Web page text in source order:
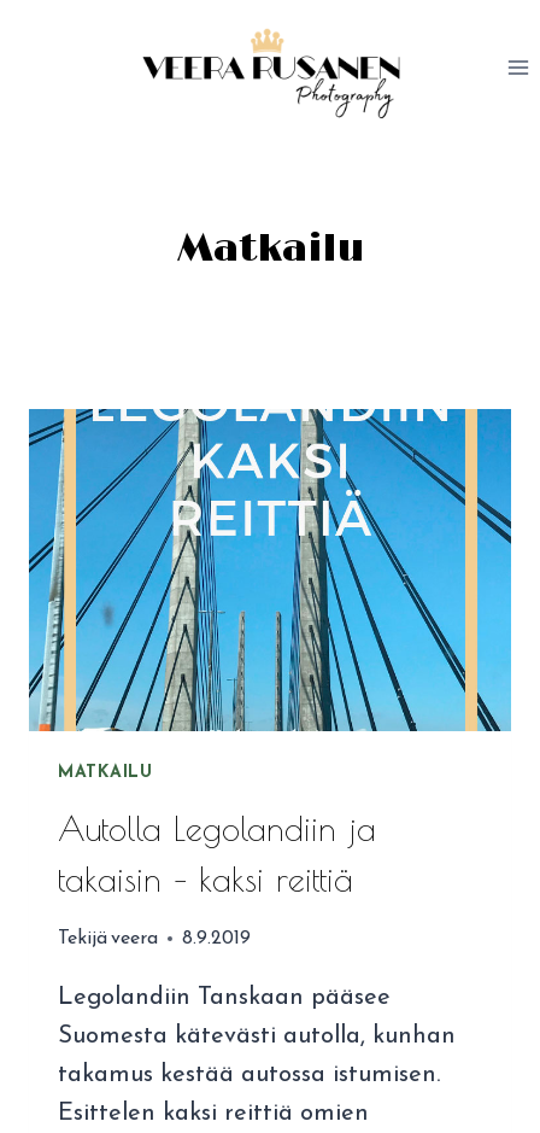
Matkailu
MATKAILU
Autolla Legolandiin ja
takaisin – kaksi reittiä
Tekijäveera 8.9.2019
Legolandiin Tanskaan pääsee
Suomesta kätevästi autolla, kunhan
takamus kestää autossa istumisen.
Esittelen kaksi reittiä omien